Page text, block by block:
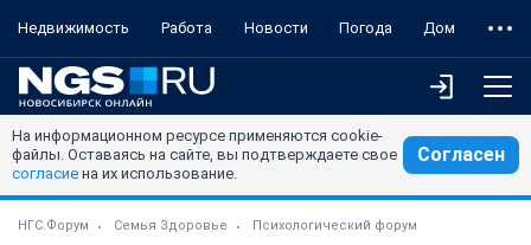
Недвижимость Работа Новости Погода Дом
На информационном ресурсе применяются cookie-
файлы. Оставаясь на сайте, вы подтверждаете свое
согласие на их использование.
Согласен
НГС.Форум Семья Здоровье Психологический форум